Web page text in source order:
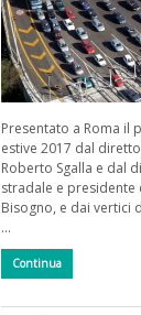
Presentato a Roma il
estive 2017 dal
Roberto Sgalla e dal
stradale e presidente
Bisogno, e dai vertici
…
Continua